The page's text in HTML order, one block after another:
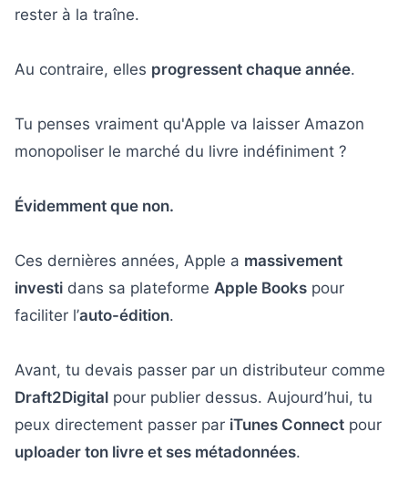
rester à la traîne.
Au contraire, elles progressent chaque année.
Tu penses vraiment qu'Apple va laisser Amazon
monopoliser le marché du livre indéfiniment ?
Évidemment que non.
Ces dernières années, Apple a massivement
investi dans sa plateforme Apple Books pour
faciliter l’auto-édition.
Avant, tu devais passer par un distributeur comme
Draft2Digital pour publier dessus. Aujourd’hui, tu
peux directement passer par iTunes Connect pour
uploader ton livre et ses métadonnées.